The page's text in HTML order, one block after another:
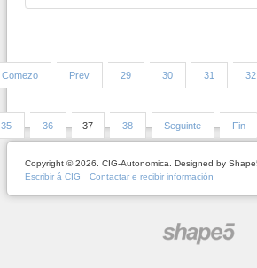
Comezo Prev 29 30 31 32
35 36 37 38 Seguinte Fin
Copyright © 2026. CIG-Autonomica. Designed by
Escribir á CIG
Contactar e recibir información